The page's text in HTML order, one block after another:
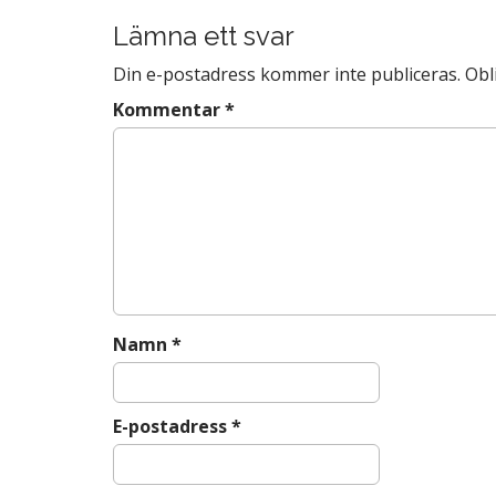
o
k
s
t
n
a
v
o
n
Lämna ett svar
Din e-postadress kommer inte publiceras.
Kommentar*
Namn *
E-postadress*